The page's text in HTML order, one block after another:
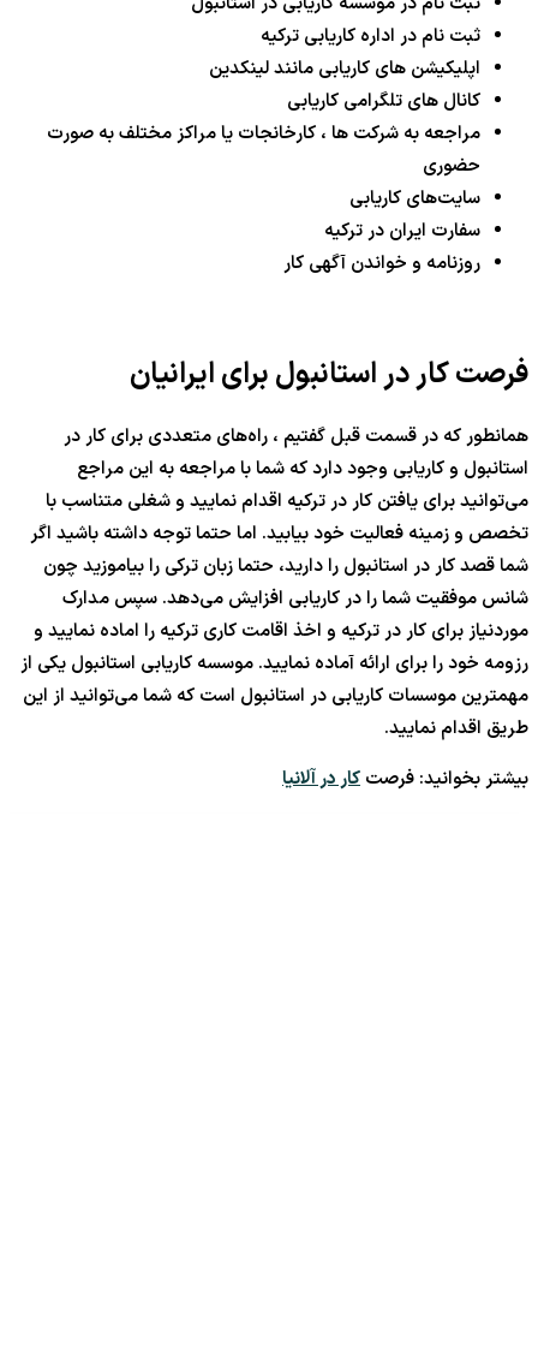
ثبت نام در اداره کاریابی ترکیه
اپلیکیشن های کاریابی مانند لینکدین
کانال های تلگرامی کاریابی
مراجعه به شرکت ها ، کارخانجات یا مراکز مختلف به صورت
حضوری
سایت‌های کاریابی
سفارت ایران در ترکیه
روزنامه و خواندن آگهی کار
فرصت کار در استانبول برای ایرانیان
همانطور که در قسمت قبل گفتیم ، راه‌های متعددی برای کار در
استانبول و کاریابی وجود دارد که شما با مراجعه به این مراجع
می‌توانید برای یافتن کار در ترکیه اقدام نمایید و شغلی متناسب با
تخصص و زمینه فعالیت خود بیابید. اما حتما توجه داشته باشید اگر
شما قصد کار در استانبول را دارید، حتما زبان ترکی را بیاموزید چون
شانس موفقیت شما را در کاریابی افزایش می‌دهد. سپس مدارک
موردنیاز برای کار در ترکیه و اخذ اقامت کاری ترکیه را اماده نمایید و
رزومه خود را برای ارائه آماده نمایید. موسسه کاریابی استانبول یکی از
مهمترین موسسات کاریابی در استانبول است که شما می‌توانید از این
طریق اقدام نمایید.
بیشتر بخوانید: فرصت کار در آلانیا